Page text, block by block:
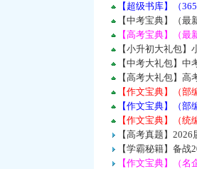
【超级书库】（
【中考宝典】（最
【高考宝典】（最
【小升初大礼包
【中考大礼包】
【高考大礼包】
【作文宝典】（
【作文宝典】（
【作文宝典】（
【高考真题】
【学霸秘籍】备
【作文宝典】（